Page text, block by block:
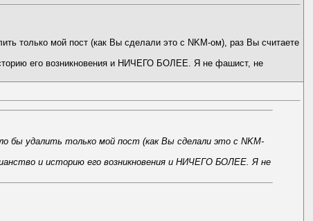
только мой пост (как Вы сделали это с NKM-ом), раз Вы считаете
его возникновения и НИЧЕГО БОЛЕЕ. Я не фашист, не
бы удалить только мой пост (как Вы сделали это с NKM-
и историю его возникновения и НИЧЕГО БОЛЕЕ. Я не